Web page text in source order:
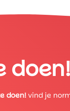
doen!
doen! vind je